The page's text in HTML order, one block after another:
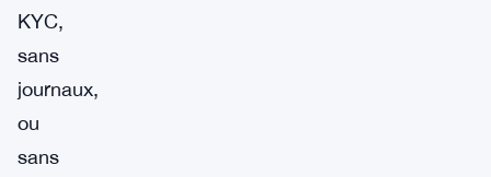
KYC,
sans
journaux,
ou
sans